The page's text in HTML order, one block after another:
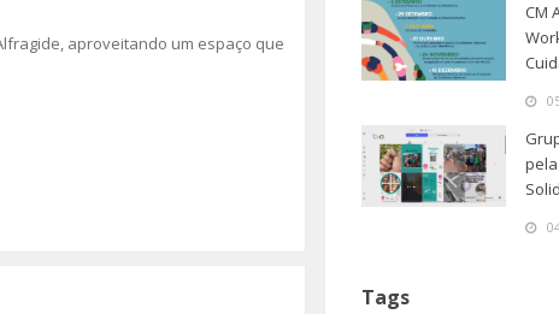
aproveitando um espaço que
CM
Tags